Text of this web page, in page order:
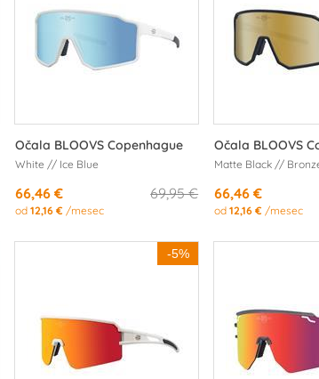
Očala BLOOVS Copenhague
White // Ice Blue
69,95 €
66,46 €
od 12,16 € /mesec
Očala BLOOVS
Matte Black //
66,46 €
od12,16 € /mesec
-5%